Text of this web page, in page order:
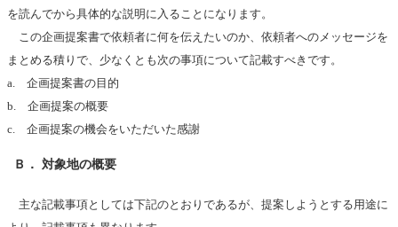
を読んでから具体的な説明に入ることになります。
この企画提案書で依頼者に何を伝えたいのか、依頼者へのメッセージを
まとめる積りで、少なくとも次の事項について記載すべきです。
a. 企画提案書の目的
b. 企画提案の概要
c. 企画提案の機会をいただいた感謝
Ｂ． 対象地の概要
主な記載事項としては下記のとおりであるが、提案しようとする用途に